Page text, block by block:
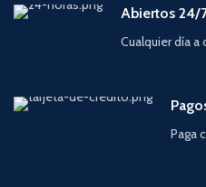
Abiertos 24/
Cualquier día a
Paga